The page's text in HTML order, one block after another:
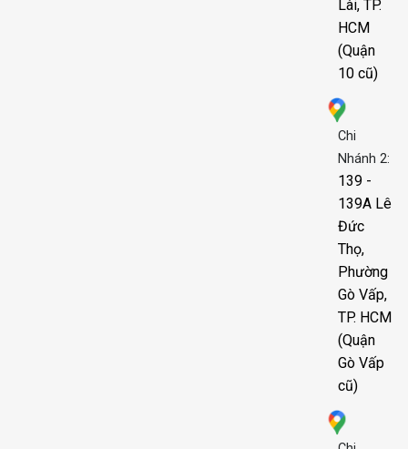
Lài, TP.
HCM
(Quận
10 cũ)
Chi
Nhánh 2:
139 -
139A Lê
Đức
Thọ,
Phường
Gò Vấp,
TP. HCM
(Quận
Gò Vấp
cũ)